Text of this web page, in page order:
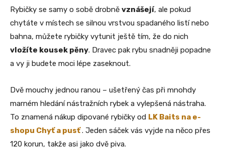
Rybičky se samy o sobě drobně vznášejí, ale pokud
chytáte v místech se silnou vrstvou spadaného listí nebo
bahna, můžete rybičky vytunit ještě tím, že do nich
vložíte kousek pěny. Dravec pak rybu snadněji popadne
a vy ji budete moci lépe zaseknout.
Dvě mouchy jednou ranou – ušetřený čas při mnohdy
marném hledání nástražních rybek a vylepšená nástraha.
To znamená nákup dipované rybičky od LK Baits na e-
shopu Chyť a pusť. Jeden sáček vás vyjde na něco přes
120 korun, takže asi jako dvě piva.